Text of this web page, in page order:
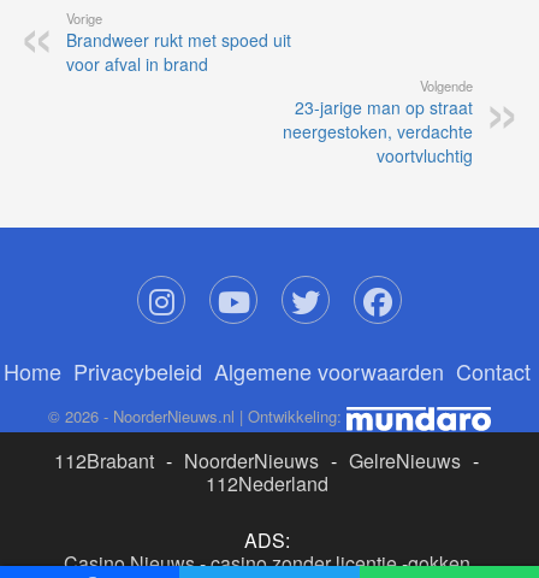
Vorige
Brandweer rukt met spoed uit
voor afval in brand
Volgende
23-jarige man op straat
neergestoken, verdachte
voortvluchtig
Home Privacybeleid Algemene voorwaarden Contact
© 2026 - NoorderNieuws.nl | Ontwikkeling:
112Brabant - NoorderNieuws - GelreNieuws -
112Nederland
ADS:
Casino Nieuws-casino zonder licentie-gokken